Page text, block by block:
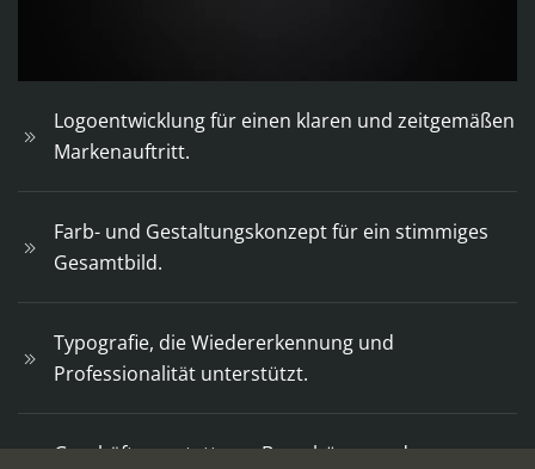
Logoentwicklung für einen klaren und zeitgemäßen
Markenauftritt.
Farb- und Gestaltungskonzept für ein stimmiges
Gesamtbild.
Typografie, die Wiedererkennung und
Professionalität unterstützt.
Geschäftsausstattung, Broschüren und